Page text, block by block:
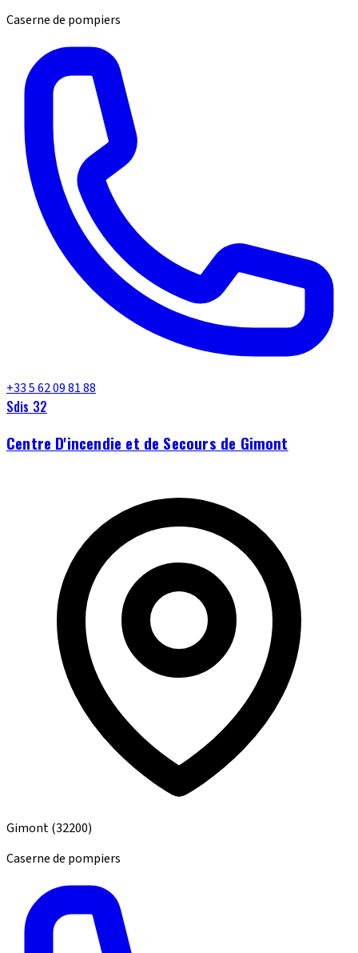
Caserne de pompiers
+33 5 62 09 81 88
Sdis 32
Centre D'incendie et de Secours de Gimont
Gimont(32200)
Caserne de pompiers